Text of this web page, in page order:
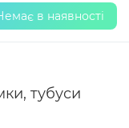
в наявності
тубуси